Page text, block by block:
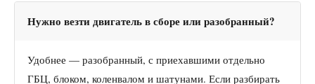
Нужно везти двигатель в сборе или разобранный?
Удобнее — разобранный, с приехавшими отдельно
ГБЦ, блоком, коленвалом и шатунами. Если разбирать